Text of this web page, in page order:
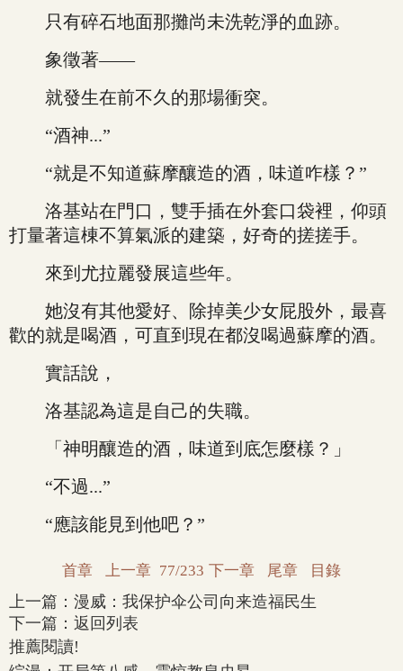
只有碎石地面那攤尚未洗乾淨的血跡。
象徵著——
就發生在前不久的那場衝突。
“酒神...”
“就是不知道蘇摩釀造的酒，味道咋樣？”
洛基站在門口，雙手插在外套口袋裡，仰頭
打量著這棟不算氣派的建築，好奇的搓搓手。
來到尤拉麗發展這些年。
她沒有其他愛好、除掉美少女屁股外，最喜
歡的就是喝酒，可直到現在都沒喝過蘇摩的酒。
實話說，
洛基認為這是自己的失職。
「神明釀造的酒，味道到底怎麼樣？」
“不過...”
“應該能見到他吧？”
首章 上一章 77/233 下一章 尾章 目錄
上一篇： 漫威：我保护伞公司向来造福民生
下一篇： 返回列表
推薦閱讀!